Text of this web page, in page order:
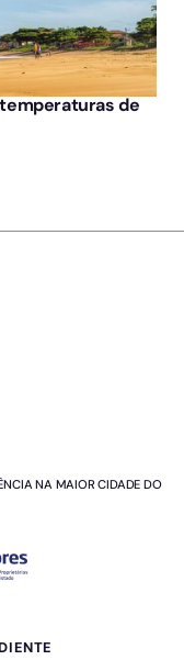
de
NA MAIOR CIDADE DO